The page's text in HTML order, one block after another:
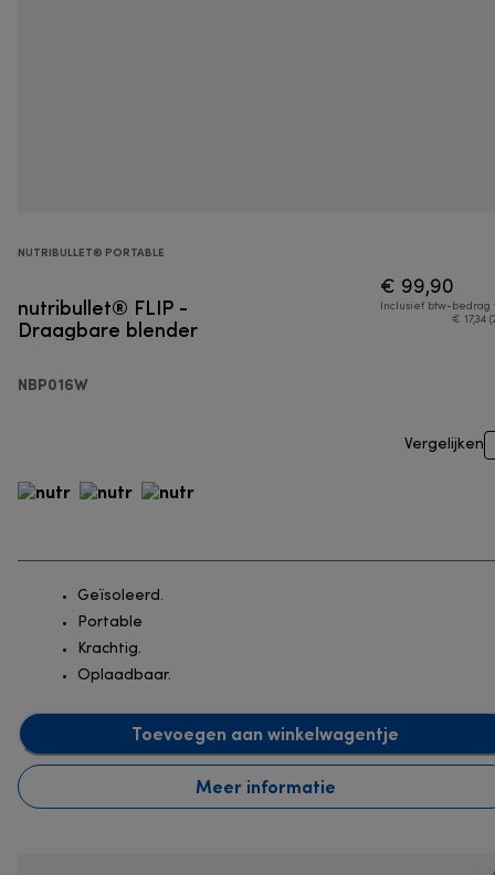
NUTRIBULLET® PORTABLE
nutribullet® FLIP -
Draagbare blender
NBP016W
€ 99,90
Inclusief btw-bedrag
€ 17,34
Vergelijken
Geïsoleerd.
Portable
Krachtig.
Oplaadbaar.
Toevoegen aan winkelwagentje
Meer informatie